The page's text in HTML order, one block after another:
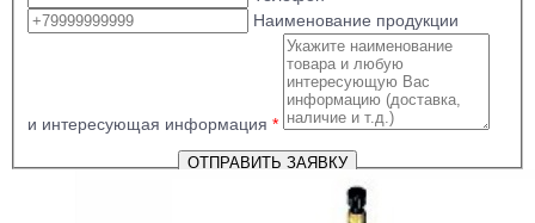
Наименование продукции
и интересующая информация *